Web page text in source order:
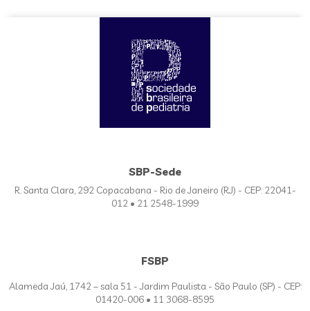
SBP-Sede
R. Santa Clara, 292 Copacabana - Rio de Janeiro (RJ) - CEP: 22041-
012 • 21 2548-1999
FSBP
Alameda Jaú, 1742 – sala 51 - Jardim Paulista - São Paulo (SP) - CEP:
01420-006 • 11 3068-8595